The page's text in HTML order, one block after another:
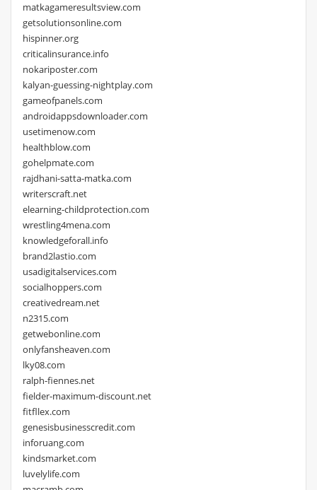
matkagameresultsview.com
getsolutionsonline.com
hispinner.org
criticalinsurance.info
nokariposter.com
kalyan-guessing-nightplay.com
gameofpanels.com
androidappsdownloader.com
usetimenow.com
healthblow.com
gohelpmate.com
rajdhani-satta-matka.com
writerscraft.net
elearning-childprotection.com
wrestling4mena.com
knowledgeforall.info
brand2lastio.com
usadigitalservices.com
socialhoppers.com
creativedream.net
n2315.com
getwebonline.com
onlyfansheaven.com
lky08.com
ralph-fiennes.net
fielder-maximum-discount.net
fitfllex.com
genesisbusinesscredit.com
inforuang.com
kindsmarket.com
luvelylife.com